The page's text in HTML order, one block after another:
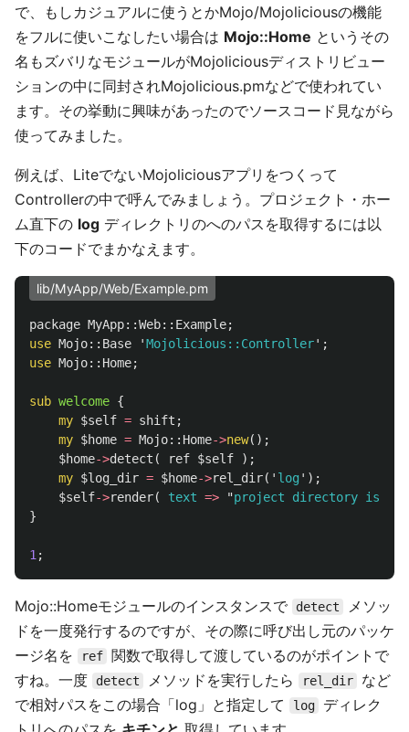
で、もしカジュアルに使うとかMojo/Mojoliciousの機能
をフルに使いこなしたい場合は Mojo::Home というその
名もズバリなモジュールがMojoliciousディストリビュー
ションの中に同封されMojolicious.pmなどで使われてい
ます。その挙動に興味があったのでソースコード見ながら
使ってみました。
例えば、LiteでないMojoliciousアプリをつくって
Controllerの中で呼んでみましょう。プロジェクト・ホー
ム直下の log ディレクトリのへのパスを取得するには以
下のコードでまかなえます。
lib/MyApp/Web/Example.pm
package MyApp::Web:: Example;
use Mojo:: Base 'Mojolicious::Controller';
use Mojo:: Home;
sub welcome {
my $self = shift ;
my $home = Mojo:: Home->new();
$home->detect ( ref $self
);
my $log_dir = $home->rel_dir(' log ');
$self->render( text => "project directory is '
}
1 ;
Mojo::Homeモジュールのインスタンスで detect
メソッ
ドを一度発行するのですが、その際に呼び出し元のパッケ
ージ名を
ref 関数で取得して渡しているのがポイントで
すね。一度
detect メソッドを実行したら rel_dir
など
で相対パスをこの場合「log」と指定して
log
ディレク